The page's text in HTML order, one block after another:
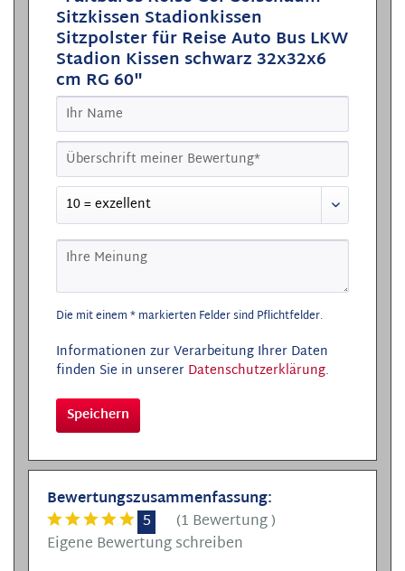
Sitzkissen Stadionkissen
Sitzpolster für Reise Auto Bus LKW
Stadion Kissen schwarz 32x32x6
cm RG 60"
Die mit einem * markierten Felder sind Pflichtfelder.
Informationen zur Verarbeitung Ihrer Daten
finden Sie in unserer Datenschutzerklärung.
Speichern
Bewertungszusammenfassung:
5
(1 Bewertung)
Eigene Bewertung schreiben